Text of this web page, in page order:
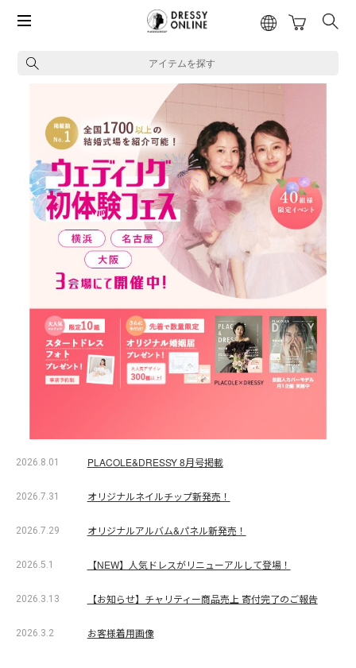
アイテムを探す
2026.8.01 PLACOLE&DRESSY 8月号掲載
2026.7.31 オリジナルネイルチップ新発売！
2026.7.29 オリジナルアルバム&パネル新発売！
2026.5.1 【NEW】人気ドレスがリニューアルして登場！
2026.3.13 【お知らせ】チャリティー商品売上 寄付完了のご報告
2026.3.2 お客様着用画像